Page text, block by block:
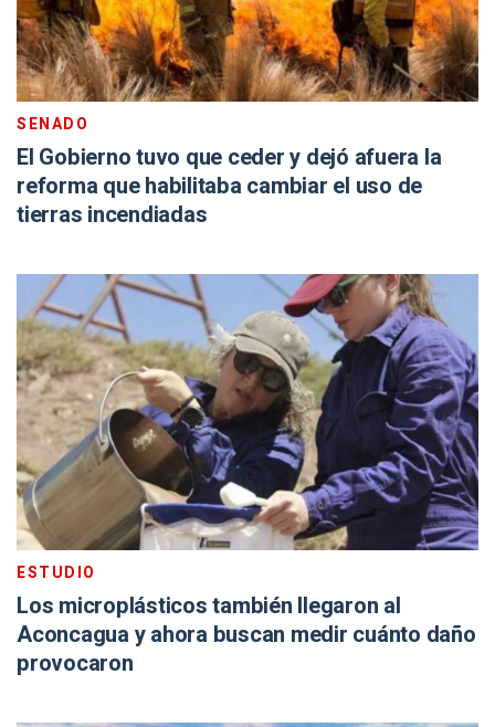
SENADO
El Gobierno tuvo que ceder y dejó afuera la
reforma que habilitaba cambiar el uso de
tierras incendiadas
ESTUDIO
Los microplásticos también llegaron al
Aconcagua y ahora buscan medir cuánto daño
provocaron